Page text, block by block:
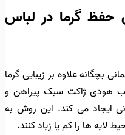
حفظ گرما در لباس
بچگانه علاوه بر زیبایی گرما
هودی ژاکت سبک پیراهن و
ایجاد می کند. این روش به
لایه ها را کم یا زیاد کنند.